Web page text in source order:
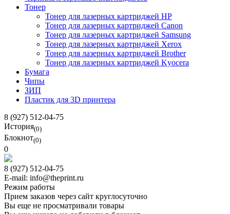
Тонер
Тонер для лазерных картриджей HP
Тонер для лазерных картриджей Canon
Тонер для лазерных картриджей Samsung
Тонер для лазерных картриджей Xerox
Тонер для лазерных картриджей Brother
Тонер для лазерных картриджей Kyocera
Бумага
Чипы
ЗИП
Пластик для 3D принтера
8 (927) 512-04-75
История(0)
Блокнот(0)
0
8 (927) 512-04-75
E-mail: info@theprint.ru
Режим работы
Прием заказов через сайт круглосуточно
Вы еще не просматривали товары